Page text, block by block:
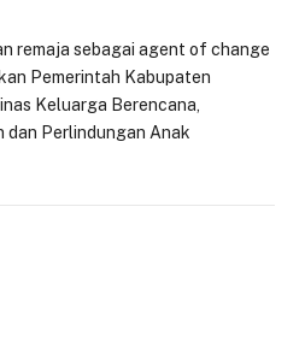
remaja sebagai agent of change
Pemerintah Kabupaten
Keluarga Berencana,
dan Perlindungan Anak